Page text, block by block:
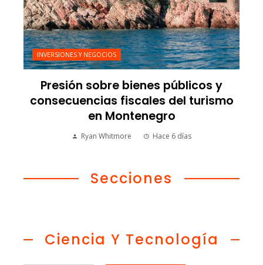
INVERSIONES Y NEGOCIOS
Presión sobre bienes públicos y
consecuencias fiscales del turismo
en Montenegro
Ryan Whitmore Hace 6 días
Secciones
Ciencia Y Tecnología